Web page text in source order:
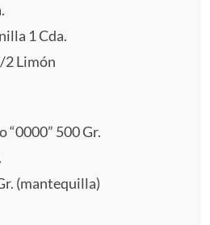
1 Cda.
2Limón
“0000” 500 Gr.
(mantequilla)